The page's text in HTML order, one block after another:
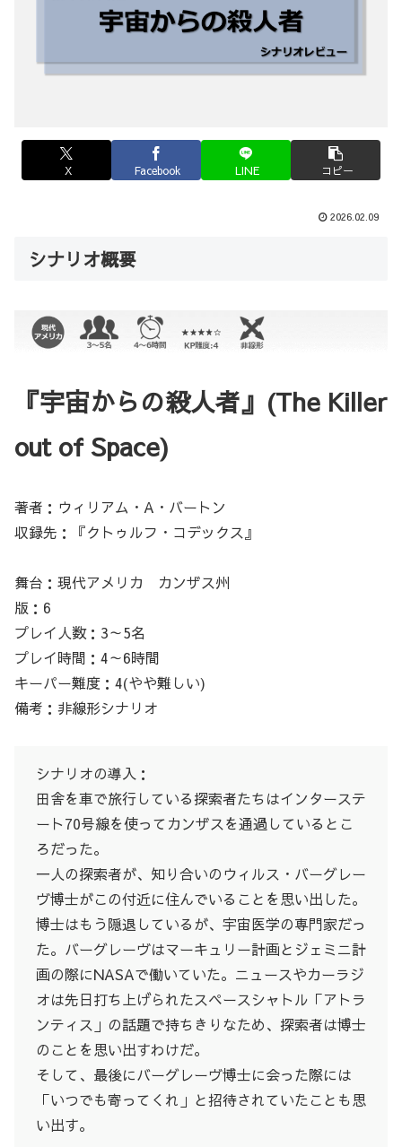
X Facebook LINE コピー
2026.02.09
シナリオ概要
『宇宙からの殺人者』(The Killer
out of Space)
著者：ウィリアム・A・バートン
収録先：『クトゥルフ・コデックス』
舞台：現代アメリカ カンザス州
版：6
プレイ人数：3～5名
プレイ時間：4～6時間
キーパー難度：4(やや難しい)
備考：非線形シナリオ
シナリオの導入：
田舎を車で旅行している探索者たちはインターステ
ート70号線を使ってカンザスを通過しているとこ
ろだった。
一人の探索者が、知り合いのウィルス・バーグレー
ヴ博士がこの付近に住んでいることを思い出した。
博士はもう隠退しているが、宇宙医学の専門家だっ
た。バーグレーヴはマーキュリー計画とジェミニ計
画の際にNASAで働いていた。ニュースやカーラジ
オは先日打ち上げられたスペースシャトル「アトラ
ンティス」の話題で持ちきりなため、探索者は博士
のことを思い出すわけだ。
そして、最後にバーグレーヴ博士に会った際には
「いつでも寄ってくれ」と招待されていたことも思
い出す。